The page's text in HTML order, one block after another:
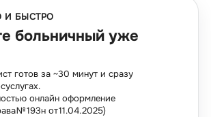
И БЫСТРО
больничный уже
готов за ~30 минут и сразу
онлайн оформление
№ 193н от 11.04.2025)